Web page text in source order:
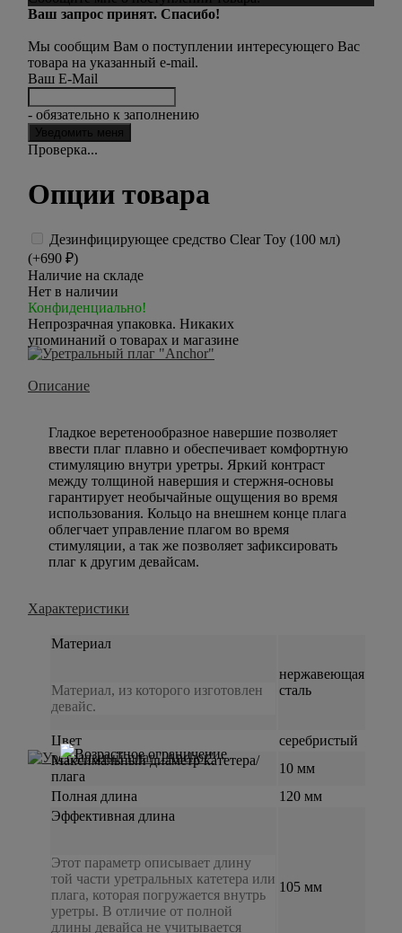
Ваш запрос принят. Спасибо!
Мы сообщим Вам о поступлении интересующего Вас
товара на указанный e-mail.
Ваш E-Mail
- обязательно к заполнению
Проверка...
Опции товара
Дезинфицирующее средство Clear Toy (100 мл)
(+690 ₽)
Наличие на складе
Нет в наличии
Конфиденциально!
Непрозрачная упаковка. Никаких
упоминаний о товарах и магазине
Описание
Гладкое веретенообразное навершие позволяет
ввести плаг плавно и обеспечивает комфортную
стимуляцию внутри уретры. Яркий контраст
между толщиной навершия и стержня-основы
гарантирует необычайные ощущения во время
использования. Кольцо на внешнем конце плага
облегчает управление плагом во время
стимуляции, а так же позволяет зафиксировать
плаг к другим девайсам.
Характеристики
Материал
Материал, из которого изготовлен
девайс.
нержавеющая
сталь
Цвет
серебристый
Максимальный диаметр катетера/
плага
10 мм
Полная длина
120 мм
Эффективная длина
Этот параметр описывает длину
той части уретральных катетера или
плага, которая погружается внутрь
уретры. В отличие от полной
длины девайса не учитывается
105 мм